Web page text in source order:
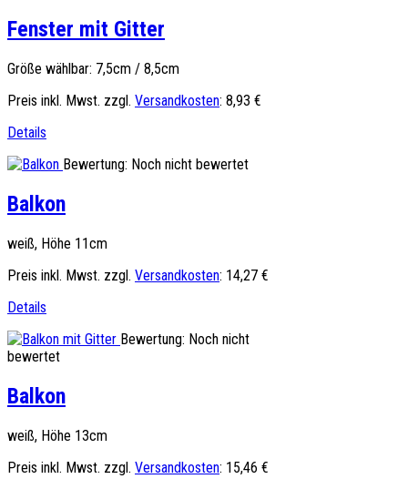
Fenster mit Gitter
Größe wählbar: 7,5cm / 8,5cm
Preis inkl. Mwst. zzgl. Versandkosten: 8,93 €
Details
Bewertung: Noch nicht bewertet
Balkon
weiß, Höhe 11cm
Preis inkl. Mwst. zzgl. Versandkosten: 14,27 €
Details
Bewertung: Noch nicht
bewertet
Balkon
weiß, Höhe 13cm
Preis inkl. Mwst. zzgl. Versandkosten: 15,46 €